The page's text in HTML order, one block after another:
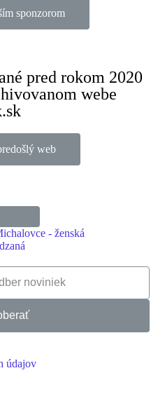
sponzorom
pred rokom 2020
webe
web
údajov